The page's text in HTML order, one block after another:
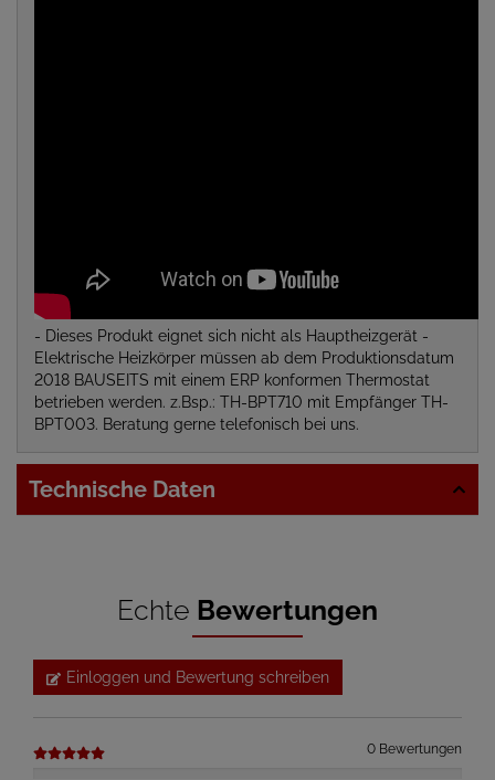
- Dieses Produkt eignet sich nicht als Hauptheizgerät -
Elektrische Heizkörper müssen ab dem Produktionsdatum
2018 BAUSEITS mit einem ERP konformen Thermostat
betrieben werden. z.Bsp.: TH-BPT710 mit Empfänger TH-
BPT003. Beratung gerne telefonisch bei uns.
Technische Daten
Echte Bewertungen
Einloggen und Bewertung schreiben
0 Bewertungen